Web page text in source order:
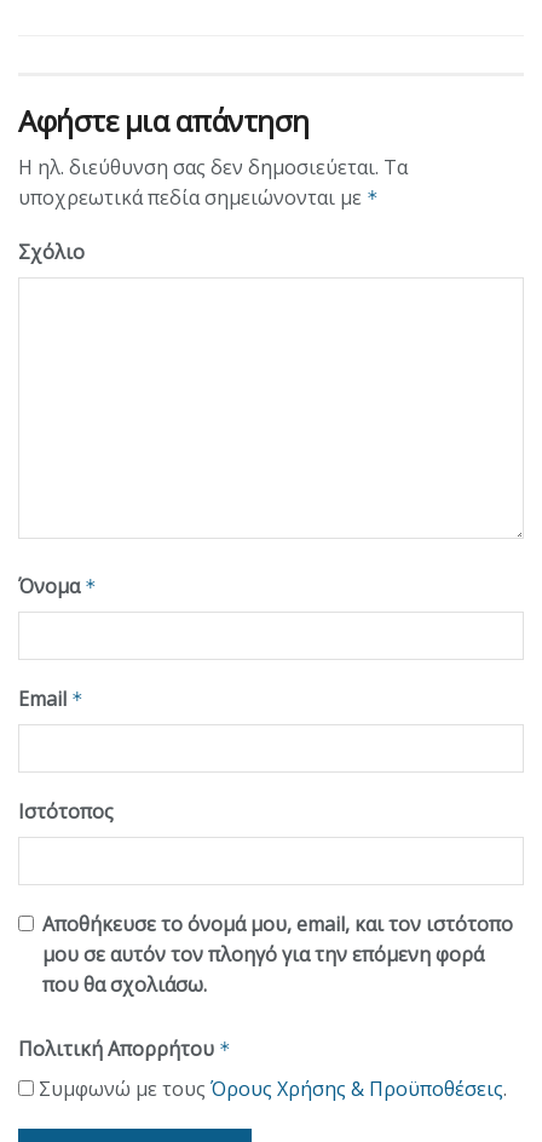
Αφήστε μια απάντηση
Η ηλ. διεύθυνση σας δεν δημοσιεύεται. Τα
υποχρεωτικά πεδία σημειώνονται με *
Σχόλιο
Όνομα *
Email *
Ιστότοπος
Αποθήκευσε το όνομά μου, email, και τον ιστότοπο
μου σε αυτόν τον πλοηγό για την επόμενη φορά
που θα σχολιάσω.
Πολιτική Απορρήτου *
Συμφωνώ με τους Όρους Χρήσης & Προϋποθέσεις.